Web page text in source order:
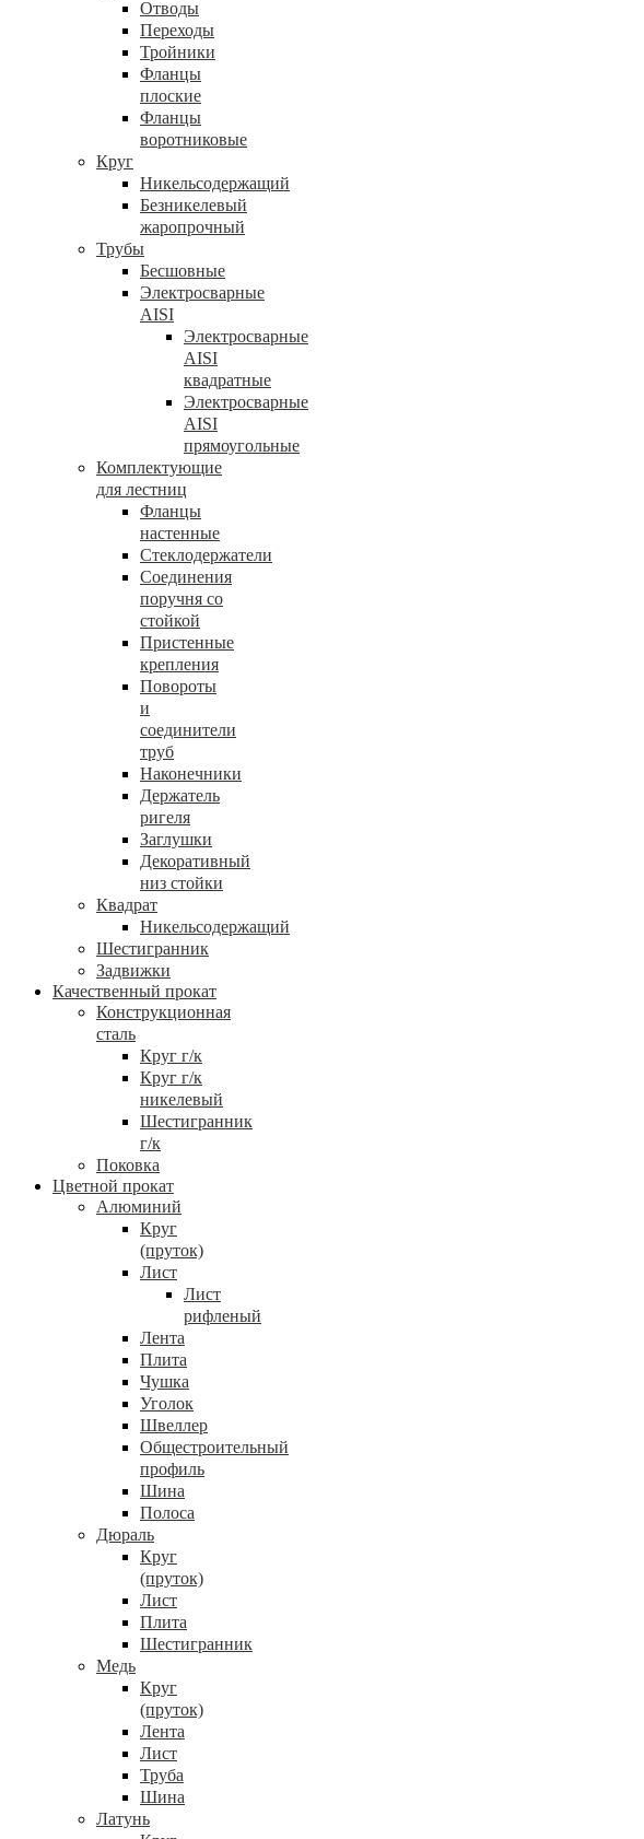
Отводы
Переходы
Тройники
Фланцы
плоские
Фланцы
воротниковые
Круг
Никельсодержащий
Безникелевый
жаропрочный
Трубы
Бесшовные
Электросварные
AISI
Электросварные
AISI
квадратные
Электросварные
AISI
прямоугольные
Комплектующие
для лестниц
Фланцы
настенные
Стеклодержатели
Соединения
поручня со
стойкой
Пристенные
крепления
Повороты
и
соединители
труб
Наконечники
Держатель
ригеля
Заглушки
Декоративный
низ стойки
Квадрат
Никельсодержащий
Шестигранник
Задвижки
Качественный прокат
Конструкционная
сталь
Круг г/к
Круг г/к
никелевый
Шестигранник
г/к
Поковка
Цветной прокат
Алюминий
Круг
(пруток)
Лист
Лист
рифленый
Лента
Плита
Чушка
Уголок
Швеллер
Общестроительный
профиль
Шина
Полоса
Дюраль
Круг
(пруток)
Лист
Плита
Шестигранник
Медь
Круг
(пруток)
Лента
Лист
Труба
Шина
Латунь